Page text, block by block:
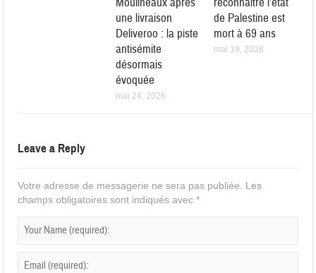
une livraison
Deliveroo : la piste
antisémite
désormais
évoquée
mai 24, 2026
de Palestine est
mort à 69 ans
mai 19, 2026
Leave a Reply
Votre adresse de messagerie ne sera pas publiée.
Les
champs obligatoires sont indiqués avec*